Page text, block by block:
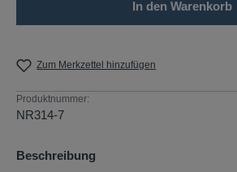
In den Warenkorb
Zum Merkzettel hinzufügen
Produktnummer:
NR314-7
Beschreibung